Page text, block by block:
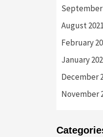
September
August 2021
February
January
December
November